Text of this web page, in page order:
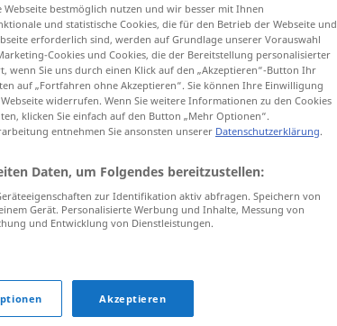
estar de capa
beilegen
beilegenzuschreiben
beilegen (≈ schlichten)
bestmöglich nutzen und wir besser mit Ihnen
und statistische Cookies, die für den Betrieb der Webseite und
erforderlich sind, werden auf Grundlage unserer Vorauswahl
Cookies und Cookies, die der Bereitstellung personalisierter
wenn Sie uns durch einen Klick auf den „Akzeptieren“-Button Ihr
auf „Fortfahren ohne Akzeptieren“. Sie können Ihre Einwilligung
widerrufen. Wenn Sie weitere Informationen zu den Cookies
klicken Sie einfach auf den Button „Mehr Optionen“.
entnehmen Sie ansonsten unserer Datenschutzerklärung.
Daten, um Folgendes bereitzustellen:
zur Identifikation aktiv abfragen. Speichern von
Gerät. Personalisierte Werbung und Inhalte, Messung von
und Entwicklung von Dienstleistungen.
Akzeptieren